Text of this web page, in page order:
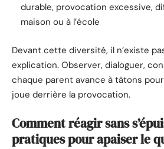
durable, provocation excessive,
maison ou à l’école
Devant cette diversité, il n’existe
explication. Observer, dialoguer,
chaque parent avance à tâtons
joue derrière la provocation.
Comment réagir sans
pratiques pour apaiser le